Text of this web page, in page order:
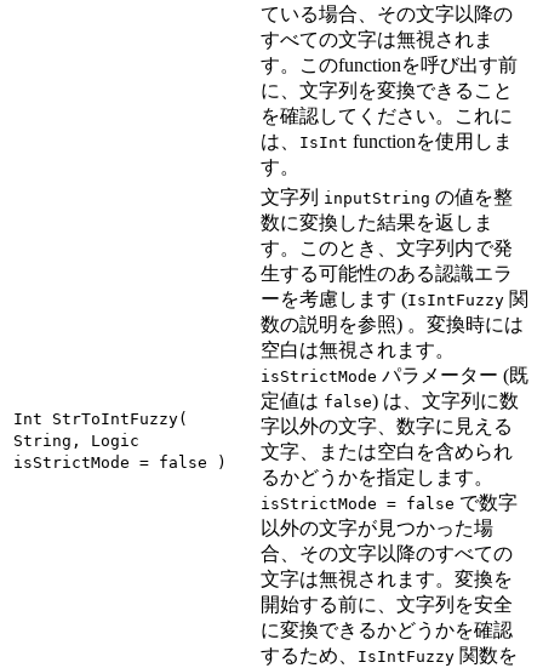
ている場合、その文字以降の
すべての文字は無視されま
す。このfunctionを呼び出す前
に、文字列を変換できること
を確認してください。これに
は、
IsInt functionを使用しま
す。
Int StrToIntFuzzy(
String, Logic
isStrictMode = false )
文字列 inputString の値を整
数に変換した結果を返しま
す。このとき、文字列内で発
生する可能性のある認識エラ
ーを考慮します (IsIntFuzzy 関
数の説明を参照) 。変換時には
空白は無視されます。
isStrictMode パラメーター (既
定値は false) は、文字列に数
字以外の文字、数字に見える
文字、または空白を含められ
るかどうかを指定します。
isStrictMode = false で数字
以外の文字が見つかった場
合、その文字以降のすべての
文字は無視されます。変換を
開始する前に、文字列を安全
に変換できるかどうかを確認
するため、
IsIntFuzzy 関数を